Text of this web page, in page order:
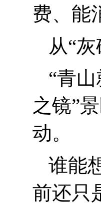
费、能
从“灰
“青山
之镜”
动。
谁能
前还只